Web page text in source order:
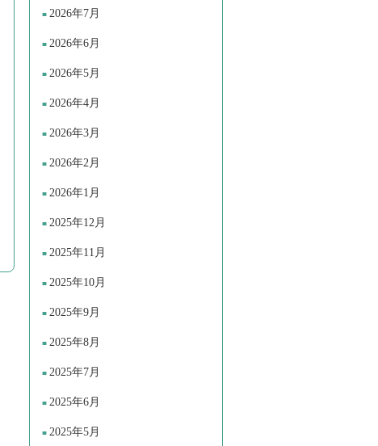
2026年7月
2026年6月
2026年5月
2026年4月
2026年3月
2026年2月
2026年1月
2025年12月
2025年11月
2025年10月
2025年9月
2025年8月
2025年7月
2025年6月
2025年5月